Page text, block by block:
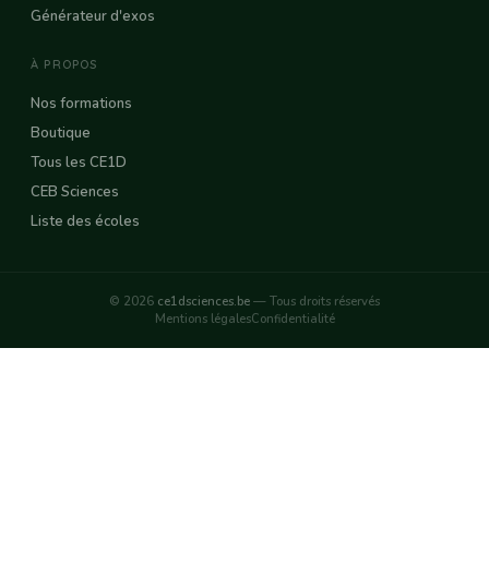
Générateur d'exos
À PROPOS
Nos formations
Boutique
Tous les CE1D
CEB Sciences
Liste des écoles
© 2026 ce1dsciences.be— Tous droits réservés
Mentions légalesConfidentialité